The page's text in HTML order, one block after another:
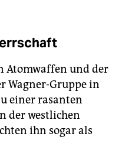
Atomwaffen und der
Wagner-Gruppe in
einer rasanten
der westlichen
ihn sogar als